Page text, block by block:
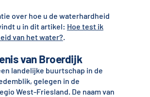
over hoe u de waterhardheid
u in dit artikel: Hoe test ik
van het water?.
vanBroerdijk
landelijke buurtschap in de
gelegen in de
West-Friesland. De naam van